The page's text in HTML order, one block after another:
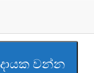
දායක වන්න